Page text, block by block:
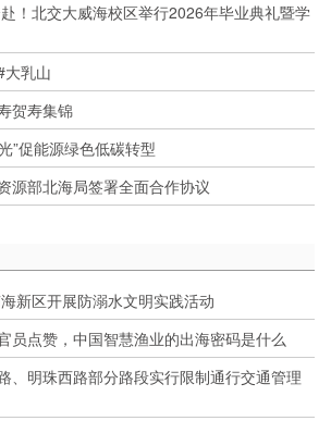
！北交大威海校区举行2026年毕业典礼暨学
大乳山
贺寿集锦
”促能源绿色低碳转型
源部北海局签署全面合作协议
新区开展防溺水文明实践活动
员点赞，中国智慧渔业的出海密码是什么
、明珠西路部分路段实行限制通行交通管理